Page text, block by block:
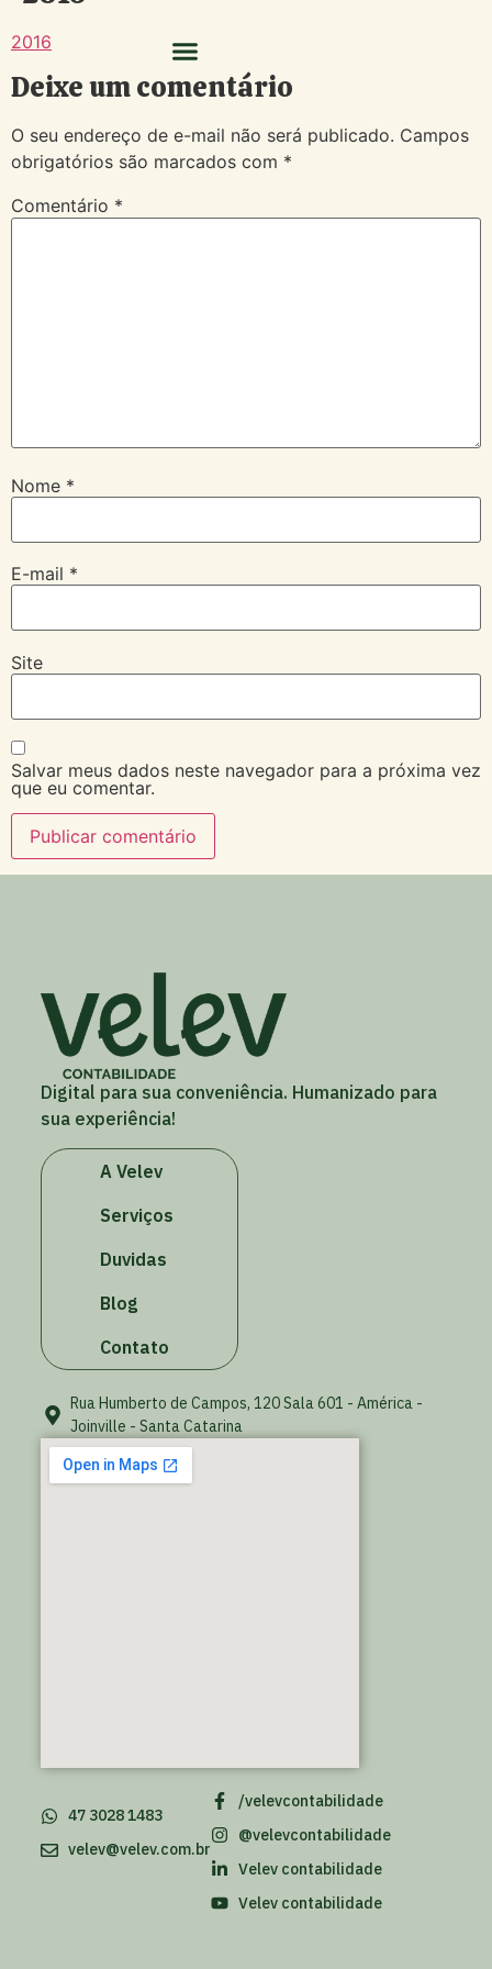
2016
Deixe um comentário
O seu endereço de e-mail não será publicado. Campos
obrigatórios são marcados com *
Comentário *
Nome *
E-mail *
Site
Salvar meus dados neste navegador para a próxima vez
que eu comentar.
Digital para sua conveniência. Humanizado para
sua experiência!
A Velev
Serviços
Duvidas
Blog
Contato
Rua Humberto de Campos, 120 Sala 601 - América -
Joinville - Santa Catarina
/velevcontabilidade
@velevcontabilidade
Velev contabilidade
Velev contabilidade
47 3028 1483
velev@velev.com.br